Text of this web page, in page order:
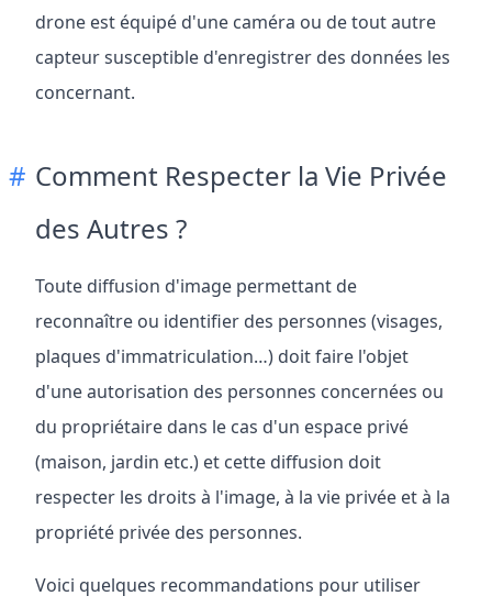
drone est équipé d'une caméra ou de tout autre
capteur susceptible d'enregistrer des données les
concernant.
Comment Respecter la Vie Privée
des Autres ?
Toute diffusion d'image permettant de
reconnaître ou identifier des personnes (visages,
plaques d'immatriculation…) doit faire l'objet
d'une autorisation des personnes concernées ou
du propriétaire dans le cas d'un espace privé
(maison, jardin etc.) et cette diffusion doit
respecter les droits à l'image, à la vie privée et à la
propriété privée des personnes.
Voici quelques recommandations pour utiliser